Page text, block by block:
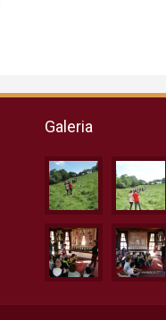
Galeria